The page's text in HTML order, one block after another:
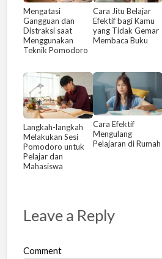
Mengatasi
Gangguan dan
Distraksi saat
Menggunakan
Teknik Pomodoro
Cara Jitu Belajar
Efektif bagi Kamu
yang Tidak Gemar
Membaca Buku
Langkah-langkah
Melakukan Sesi
Pomodoro untuk
Pelajar dan
Mahasiswa
Cara Efektif
Mengulang
Pelajaran di Rumah
Leave a Reply
Comment